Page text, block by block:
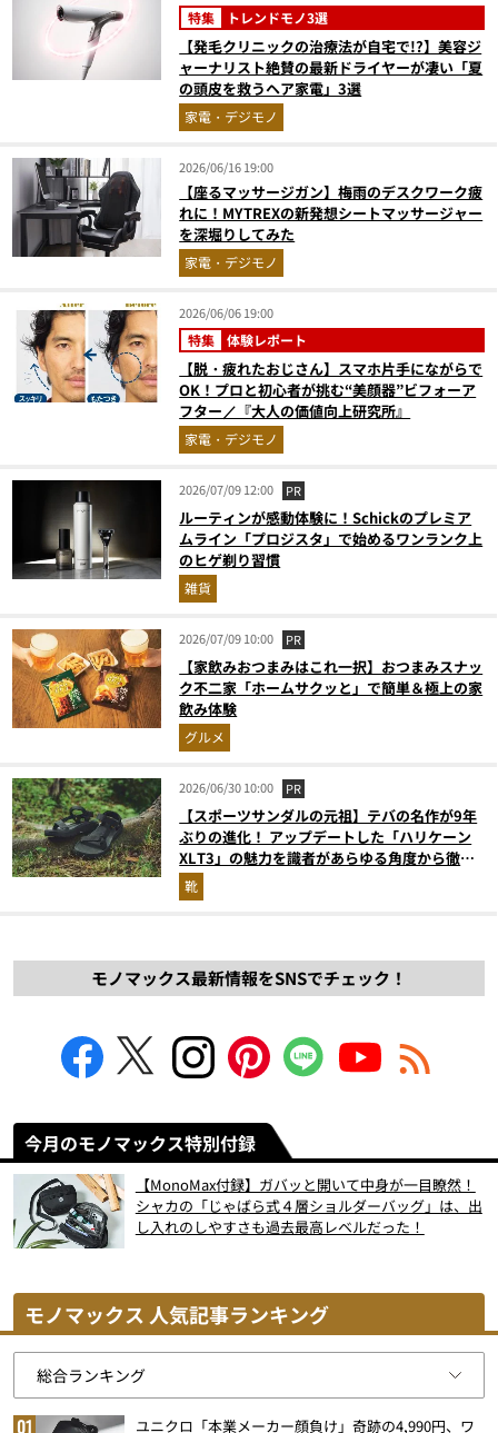
特集 トレンドモノ3選
【発毛クリニックの治療法が自宅で!?】美容ジ
ャーナリスト絶賛の最新ドライヤーが凄い「夏
の頭皮を救うヘア家電」3選
家電・デジモノ
2026/06/16 19:00
【座るマッサージガン】梅雨のデスクワーク疲
れに！MYTREXの新発想シートマッサージャー
を深堀りしてみた
家電・デジモノ
2026/06/06 19:00
特集 体験レポート
【脱・疲れたおじさん】スマホ片手にながらで
OK！プロと初心者が挑む“美顔器”ビフォーア
フター／『大人の価値向上研究所』
家電・デジモノ
2026/07/09 12:00 PR
ルーティンが感動体験に！Schickのプレミア
ムライン「プロジスタ」で始めるワンランク上
のヒゲ剃り習慣
雑貨
2026/07/09 10:00 PR
【家飲みおつまみはこれ一択】おつまみスナッ
ク不二家「ホームサクッと」で簡単＆極上の家
飲み体験
グルメ
2026/06/30 10:00 PR
【スポーツサンダルの元祖】テバの名作が9年
ぶりの進化！ アップデートした「ハリケーン
XLT3」の魅力を識者があらゆる角度から徹底
解説！
靴
モノマックス最新情報をSNSでチェック！
今月のモノマックス特別付録
【MonoMax付録】ガバッと開いて中身が一目瞭然！
シャカの「じゃばら式４層ショルダーバッグ」は、出
し入れのしやすさも過去最高レベルだった！
モノマックス 人気記事ランキング
ユニクロ「本業メーカー顔負け」奇跡の4,990円、ワ